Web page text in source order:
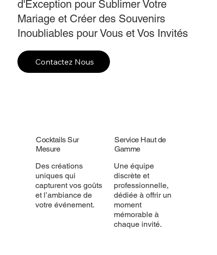
Cocktails Sur
Mesure
Des créations
uniques qui
capturent vos goûts
et l’ambiance de
votre événement.
Service Haut de
Gamme
Une équipe
discrète et
professionnelle,
dédiée à offrir un
moment
mémorable à
chaque invité.
d'Exception pour Sublimer Votre
Mariage et Créer des Souvenirs
Inoubliables pour Vous et Vos Invités
Contactez Nous